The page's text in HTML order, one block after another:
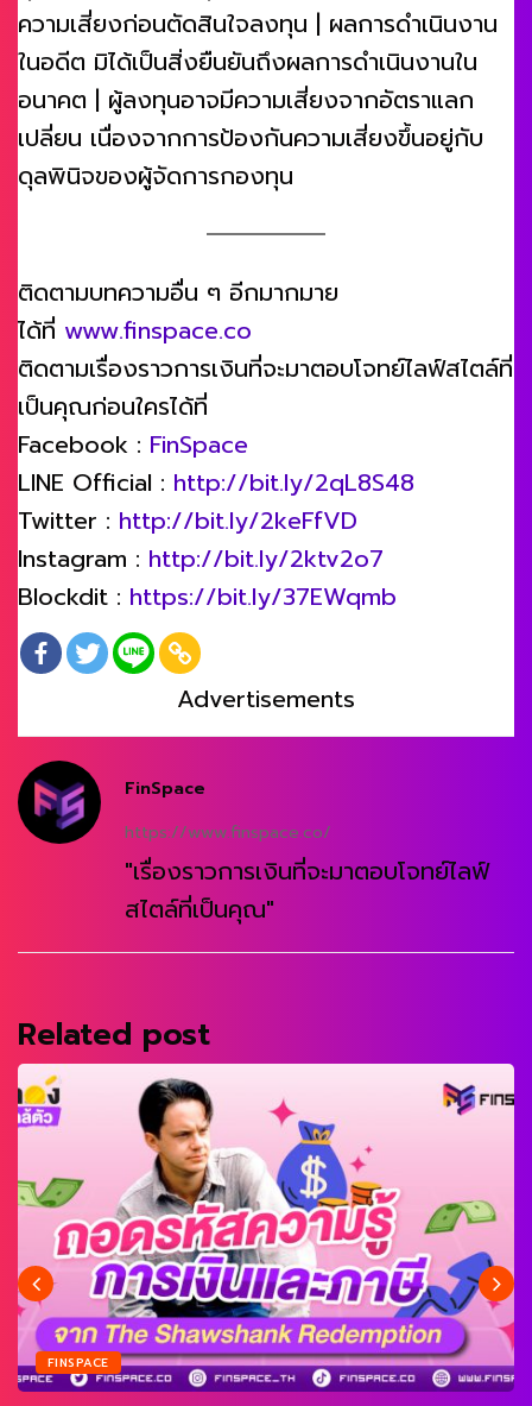
ความเสี่ยงก่อนตัดสินใจลงทุน | ผลการดำเนินงาน
ในอดีต มิได้เป็นสิ่งยืนยันถึงผลการดำเนินงานใน
อนาคต | ผู้ลงทุนอาจมีความเสี่ยงจากอัตราแลก
เปลี่ยน เนื่องจากการป้องกันความเสี่ยงขึ้นอยู่กับ
ดุลพินิจของผู้จัดการกองทุน
ติดตามบทความอื่น ๆ อีกมากมาย
ได้ที่ www.finspace.co
ติดตามเรื่องราวการเงินที่จะมาตอบโจทย์ไลฟ์สไตล์ที่
เป็นคุณก่อนใครได้ที่
Facebook : FinSpace
LINE Official : http://bit.ly/2qL8S48
Twitter : http://bit.ly/2keFfVD
Instagram : http://bit.ly/2ktv2o7
Blockdit : https://bit.ly/37EWqmb
Advertisements
FinSpace
https://www.finspace.co/
"เรื่องราวการเงินที่จะมาตอบโจทย์ไลฟ์
สไตล์ที่เป็นคุณ"
Related post
FINSPACE